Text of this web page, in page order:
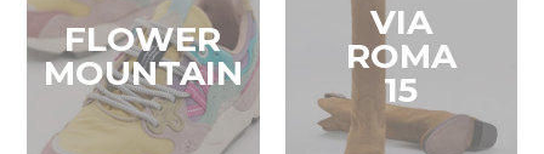
FLOWER
MOUNTAIN
VIA
ROMA
15